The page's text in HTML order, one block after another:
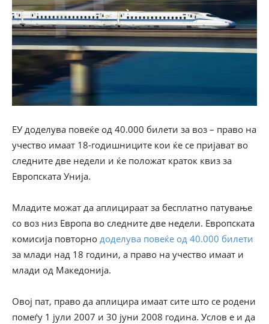
ЕУ доделува повеќе од 40.000 билети за воз – право на
учество имаат 18-годишниците кои ќе се пријават во
следните две недели и ќе положат краток квиз за
Европската Унија.
Младите можат да аплицираат за бесплатно патување
со воз низ Европа во следните две недели. Европската
комисија повторно доделува повеќе од 40.000 билети
за млади над 18 години, а право на учество имаат и
млади од Македонија.
Овој пат, право да аплицира имаат сите што се родени
помеѓу 1 јули 2007 и 30 јуни 2008 година. Услов е и да